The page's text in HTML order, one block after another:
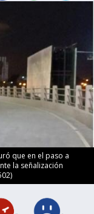
que en el paso a
la señalización